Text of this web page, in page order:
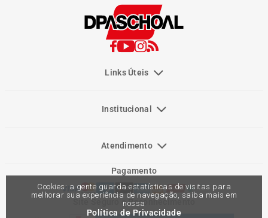
Cookies: a gente guarda estatísticas de visitas para
melhorar sua experiência de navegação, saiba mais em
nossa
Política de Privacidade
Links Úteis
Institucional
Atendimento
Pagamento
Site Seguro e Reconhecimento